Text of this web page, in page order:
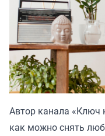
Автор канала «Ключ
как можно снять